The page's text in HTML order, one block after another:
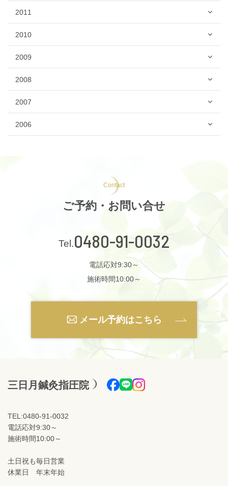
2011
2010
2009
2008
2007
2006
Contact
ご予約・お問い合せ
0480-91-0032
電話応対9:30～
施術時間10:00～
メール予約はこちら
三日月鍼灸指圧院
TEL:0480-91-0032
電話応対9:30～
施術時間10:00～
土日祝も毎日営業
休業日 年末年始